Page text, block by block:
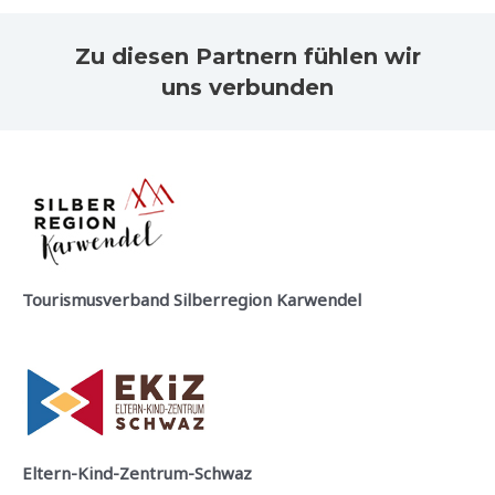
Zu diesen Partnern fühlen wir
uns verbunden
Tourismusverband Silberregion Karwendel
Eltern-Kind-Zentrum-Schwaz